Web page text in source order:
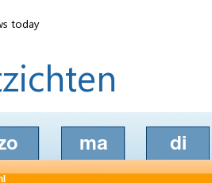
today